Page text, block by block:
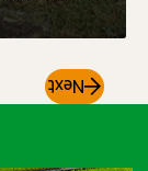
Next